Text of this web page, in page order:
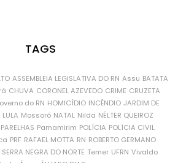
TAGS
ASSEMBLEIA LEGISLATIVA DO RN Assu BATATA
CHUVA CORONEL AZEVEDO CRIME CRUZETA
do RN HOMICÍDIO INCÊNDIO JARDIM DE
LULA Mossoró NATAL Nilda NÉLTER QUEIROZ
PARELHAS Parnamirim POLÍCIA POLÍCIA CIVIL
PRF RAFAEL MOTTA RN ROBERTO GERMANO
SERRA NEGRA DO NORTE Temer UFRN Vivaldo